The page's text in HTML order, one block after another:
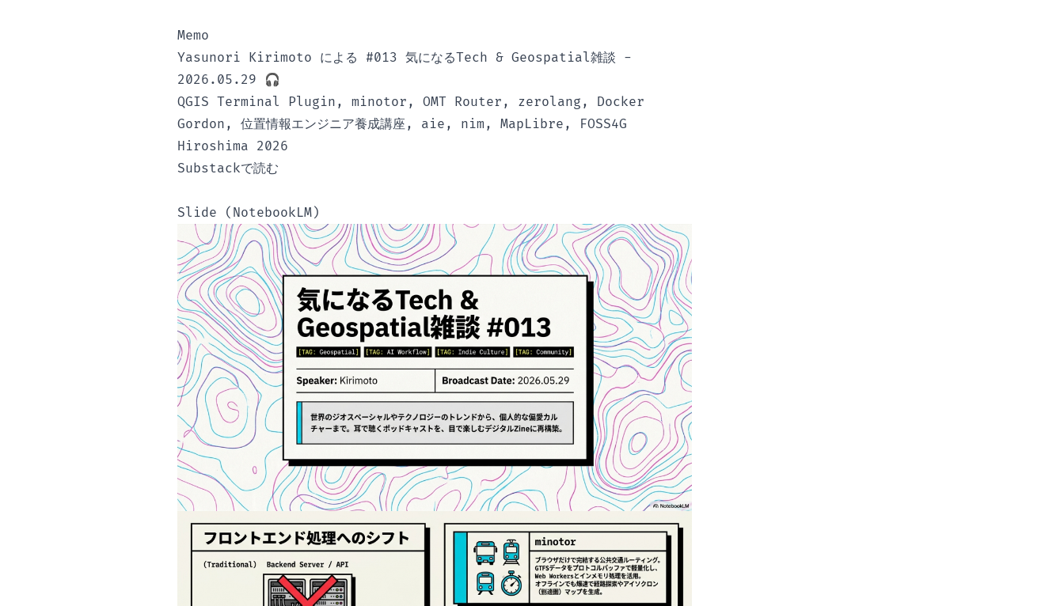
Memo
Yasunori Kirimoto による #013 気になるTech & Geospatial雑談 -
2026.05.29 🎧
QGIS Terminal Plugin, minotor, OMT Router, zerolang, Docker
Gordon, 位置情報エンジニア養成講座, aie, nim, MapLibre, FOSS4G
Hiroshima 2026
Substackで読む
Slide (NotebookLM)